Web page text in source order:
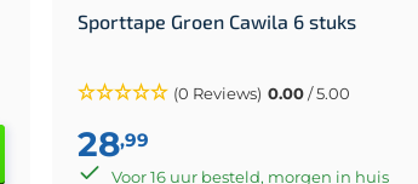
Sporttape Groen Cawila 6 stuks
(0 Reviews) 0.00/ 5.00
28,99
Voor 16 uur besteld, morgen in huis